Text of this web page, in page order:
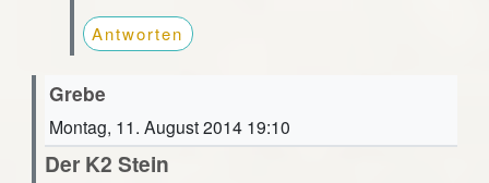
Antworten
Grebe
Montag, 11. August 2014 19:10
Der K2 Stein